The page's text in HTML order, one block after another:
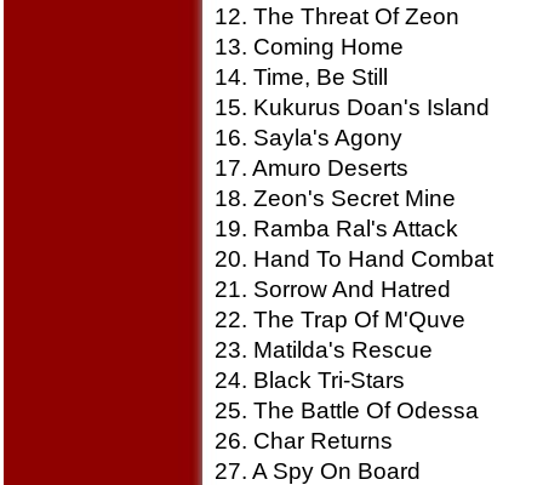
12. The Threat Of Zeon
13. Coming Home
14. Time, Be Still
15. Kukurus Doan's Island
16. Sayla's Agony
17. Amuro Deserts
18. Zeon's Secret Mine
19. Ramba Ral's Attack
20. Hand To Hand Combat
21. Sorrow And Hatred
22. The Trap Of M'Quve
23. Matilda's Rescue
24. Black Tri-Stars
25. The Battle Of Odessa
26. Char Returns
27. A Spy On Board